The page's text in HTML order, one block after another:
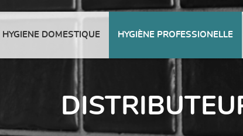
HYGIENE DOMESTIQUE HYGIÈNE PROFESSIONELLE